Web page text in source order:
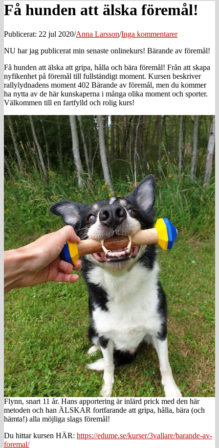
Få hunden att älska föremål!
Publicerat: 22 jul 2020/Anna Larsson/Inga kommentarer
NU har jag publicerat min senaste onlinekurs! Bärande av föremål!
Få hunden att älska att gripa, hålla och bära föremål! Från att skapa
nyfikenhet på föremål till fullständigt moment. Kursen beskriver
rallylydnadens moment 402 Bärande av föremål, men du kommer
ha nytta av de här kunskaperna i många olika moment och sporter.
Välkommen till en fartfylld och rolig kurs!
Flynn, snart 11 år. Hans apportering är inlärd prick med den här
metoden och han ÄLSKAR fortfarande att gripa, hålla, bära (och
hämta!) alla möjliga slags föremål!
Du hittar kursen HÄR: https://edume.se/kurser/3vallare/barande-av-
foremal/